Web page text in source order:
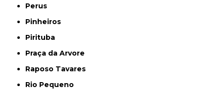
Perus
Pinheiros
Pirituba
Praça da Arvore
Raposo Tavares
Rio Pequeno